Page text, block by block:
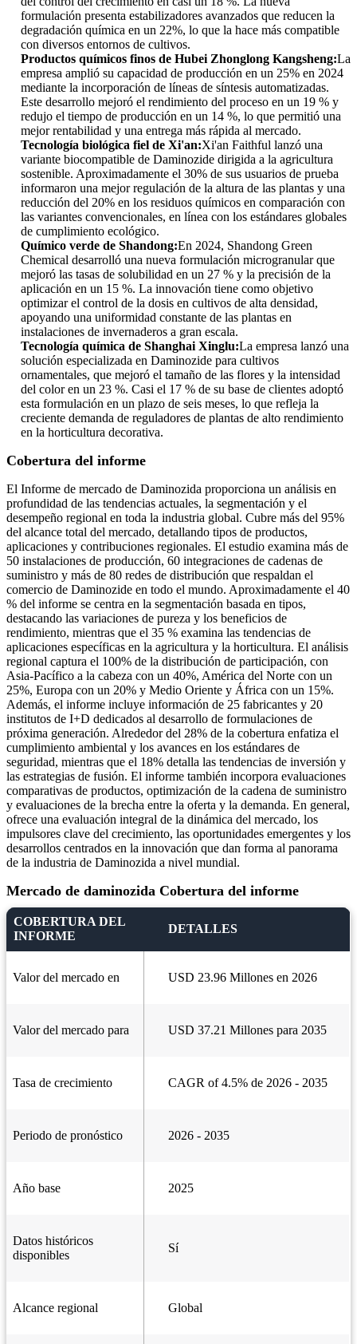
formulación presenta estabilizadores avanzados que reducen la
degradación química en un 22%, lo que la hace más compatible
con diversos entornos de cultivos.
Productos químicos finos de Hubei Zhonglong Kangsheng:La
empresa amplió su capacidad de producción en un 25% en 2024
mediante la incorporación de líneas de síntesis automatizadas.
Este desarrollo mejoró el rendimiento del proceso en un 19 % y
redujo el tiempo de producción en un 14 %, lo que permitió una
mejor rentabilidad y una entrega más rápida al mercado.
Tecnología biológica fiel de Xi'an:Xi'an Faithful lanzó una
variante biocompatible de Daminozide dirigida a la agricultura
sostenible. Aproximadamente el 30% de sus usuarios de prueba
informaron una mejor regulación de la altura de las plantas y una
reducción del 20% en los residuos químicos en comparación con
las variantes convencionales, en línea con los estándares globales
de cumplimiento ecológico.
Químico verde de Shandong:En 2024, Shandong Green
Chemical desarrolló una nueva formulación microgranular que
mejoró las tasas de solubilidad en un 27 % y la precisión de la
aplicación en un 15 %. La innovación tiene como objetivo
optimizar el control de la dosis en cultivos de alta densidad,
apoyando una uniformidad constante de las plantas en
instalaciones de invernaderos a gran escala.
Tecnología química de Shanghai Xinglu:La empresa lanzó una
solución especializada en Daminozide para cultivos
ornamentales, que mejoró el tamaño de las flores y la intensidad
del color en un 23 %. Casi el 17 % de su base de clientes adoptó
esta formulación en un plazo de seis meses, lo que refleja la
creciente demanda de reguladores de plantas de alto rendimiento
en la horticultura decorativa.
Cobertura del informe
El Informe de mercado de Daminozida proporciona un análisis en
profundidad de las tendencias actuales, la segmentación y el
desempeño regional en toda la industria global. Cubre más del 95%
del alcance total del mercado, detallando tipos de productos,
aplicaciones y contribuciones regionales. El estudio examina más de
50 instalaciones de producción, 60 integraciones de cadenas de
suministro y más de 80 redes de distribución que respaldan el
comercio de Daminozide en todo el mundo. Aproximadamente el 40
% del informe se centra en la segmentación basada en tipos,
destacando las variaciones de pureza y los beneficios de
rendimiento, mientras que el 35 % examina las tendencias de
aplicaciones específicas en la agricultura y la horticultura. El análisis
regional captura el 100% de la distribución de participación, con
Asia-Pacífico a la cabeza con un 40%, América del Norte con un
25%, Europa con un 20% y Medio Oriente y África con un 15%.
Además, el informe incluye información de 25 fabricantes y 20
institutos de I+D dedicados al desarrollo de formulaciones de
próxima generación. Alrededor del 28% de la cobertura enfatiza el
cumplimiento ambiental y los avances en los estándares de
seguridad, mientras que el 18% detalla las tendencias de inversión y
las estrategias de fusión. El informe también incorpora evaluaciones
comparativas de productos, optimización de la cadena de suministro
y evaluaciones de la brecha entre la oferta y la demanda. En general,
ofrece una evaluación integral de la dinámica del mercado, los
impulsores clave del crecimiento, las oportunidades emergentes y los
desarrollos centrados en la innovación que dan forma al panorama
de la industria de Daminozida a nivel mundial.
Mercado de daminozida Cobertura del informe
COBERTURA DEL
INFORME
DETALLES
Valor del mercado en USD 23.96 Millones en 2026
Valor del mercado para USD 37.21 Millones para 2035
Tasa de crecimiento CAGR of 4.5% de 2026 - 2035
Periodo de pronóstico 2026 - 2035
Año base 2025
Datos históricos
disponibles
Sí
Alcance regional Global